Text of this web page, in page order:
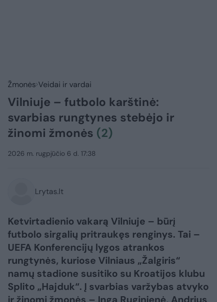
Žmonės Veidai ir vardai
Vilniuje – futbolo karštinė:
svarbias rungtynes stebėjo ir
žinomi žmonės (2)
2026 m. rugpjūčio 6 d. 17:38
Lrytas.lt
Ketvirtadienio vakarą Vilniuje – būrį
futbolo sirgalių pritraukęs renginys. Tai –
UEFA Konferencijų lygos atrankos
rungtynės, kuriose Vilniaus „Žalgiris“
namų stadione susitiko su Kroatijos klubu
Splito „Hajduk“. Į svarbias varžybas atvyko